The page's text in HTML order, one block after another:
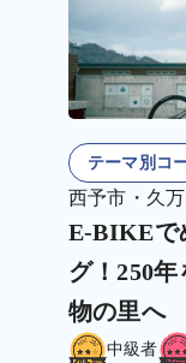
テーマ別コ
西予市・久
E-BIKEで
グ！250
物の里へ
中級者